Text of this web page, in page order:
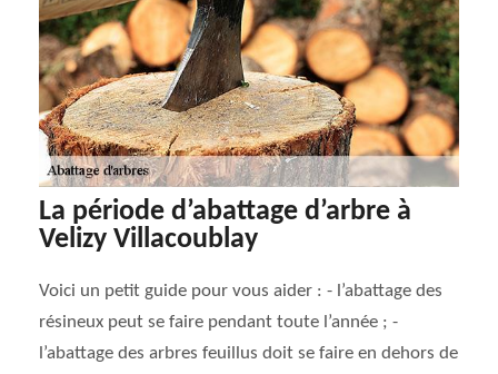
La période d’abattage d’arbre à
Velizy Villacoublay
Voici un petit guide pour vous aider : - l’abattage des
résineux peut se faire pendant toute l’année ; -
l’abattage des arbres feuillus doit se faire en dehors de